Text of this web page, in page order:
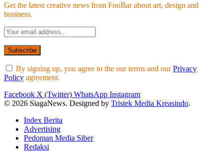
Get the latest creative news from FooBar about art, design and
business.
By signing up, you agree to the our terms and ourPrivacy
Policy agreement.
Facebook X (Twitter) WhatsApp Instagram
© 2026 SiagaNews. Designed by Tristek Media Kreasindo.
Index Berita
Advertising
Pedoman Media Siber
Redaksi